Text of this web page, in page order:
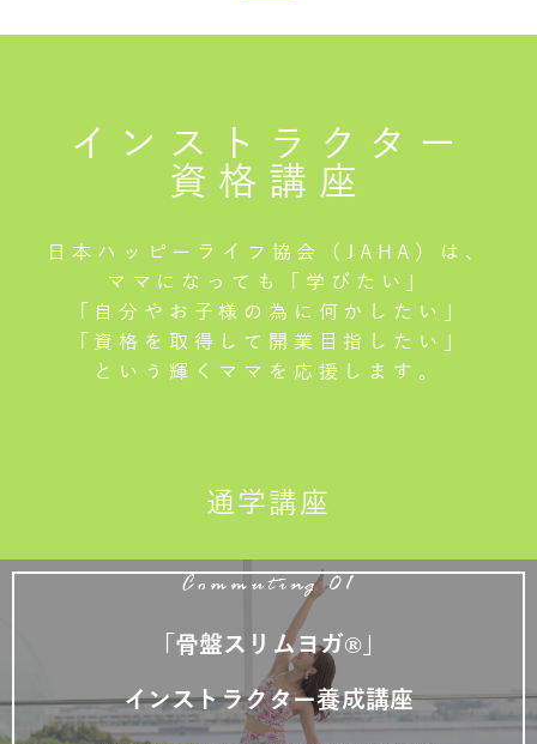
インストラクター
資格講座
日本ハッピーライフ協会（JAHA）は、
ママになっても「学びたい」
「自分やお子様の為に何かしたい」
「資格を取得して開業目指したい」
という輝くママを応援します。
通学講座
Commuting 01
「骨盤スリムヨガ®」
インストラクター養成講座